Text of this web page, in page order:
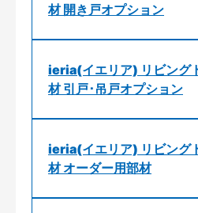
材 開き戸オプション
ieria(イエリア) リビング
材 引戸･吊戸オプション
ieria(イエリア) リビング
材 オーダー用部材